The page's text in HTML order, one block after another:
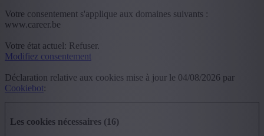
Votre consentement s'applique aux domaines suivants :
www.career.be
Votre état ​​actuel: Refuser.
Modifiez consentement
Déclaration relative aux cookies mise à jour le 04/08/2026 par
Cookiebot:
Les cookies nécessaires (16)